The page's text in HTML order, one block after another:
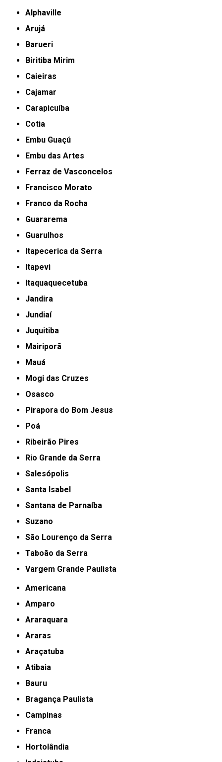
Alphaville
Arujá
Barueri
Biritiba Mirim
Caieiras
Cajamar
Carapicuíba
Cotia
Embu Guaçú
Embu das Artes
Ferraz de Vasconcelos
Francisco Morato
Franco da Rocha
Guararema
Guarulhos
Itapecerica da Serra
Itapevi
Itaquaquecetuba
Jandira
Jundiaí
Juquitiba
Mairiporã
Mauá
Mogi das Cruzes
Osasco
Pirapora do Bom Jesus
Poá
Ribeirão Pires
Rio Grande da Serra
Salesópolis
Santa Isabel
Santana de Parnaíba
Suzano
São Lourenço da Serra
Taboão da Serra
Vargem Grande Paulista
Americana
Amparo
Araraquara
Araras
Araçatuba
Atibaia
Bauru
Bragança Paulista
Campinas
Franca
Hortolândia